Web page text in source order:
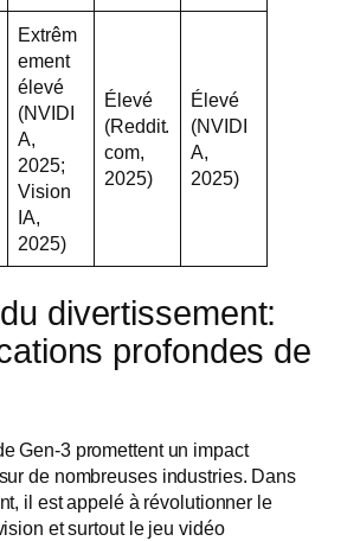
Extrêm
ement
élevé
(NVIDI
A,
2025;
Vision
IA,
2025)
Élevé
(Reddit.
com,
2025)
Élevé
(NVIDI
A,
2025)
divertissement:
profondes de
Gen-3 promettent un impact
de nombreuses industries. Dans
il est appelé à révolutionner le
et surtout le jeu vidéo